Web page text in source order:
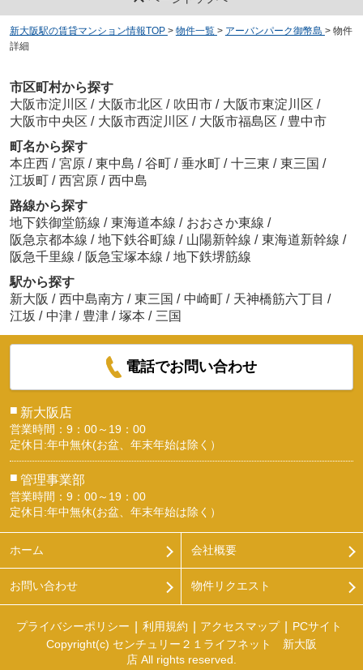
新大阪駅の賃貸マンション情報TOP > 物件一覧 > アーバンパーク御幣島 > 物件
詳細
市区町村から探す
大阪市淀川区 / 大阪市北区 / 吹田市 / 大阪市東淀川区 /
大阪市中央区 / 大阪市西淀川区 / 大阪市福島区 / 豊中市
町名から探す
本庄西 / 宮原 / 東中島 / 谷町 / 垂水町 / 十三東 / 東三国 /
江坂町 / 西宮原 / 西中島
路線から探す
地下鉄御堂筋線 / 東海道本線 / おおさか東線 /
阪急京都本線 / 地下鉄谷町線 / 山陽新幹線 / 東海道新幹線 /
阪急千里線 / 阪急宝塚本線 / 地下鉄堺筋線
駅から探す
新大阪 / 西中島南方 / 東三国 / 中崎町 / 天神橋筋六丁目 /
江坂 / 中津 / 豊津 / 塚本 / 三国
電話でお問い合わせ
■ 新大阪店
営業時間：9：00～19：00
定休日:年中無休(お盆、年末年始は除く）
■ 管理事業部
営業時間：9：00～19：00
定休日:年中無休(お盆、年末年始は除く）
ホーム 会社概要
お問い合わせ 物件リクエスト
プライバシーポリシー 利用規約 アクセスマップ
PCサイト
Copyright(c) センチュリー２１ライフネット 新大阪
店 All rights reserved.